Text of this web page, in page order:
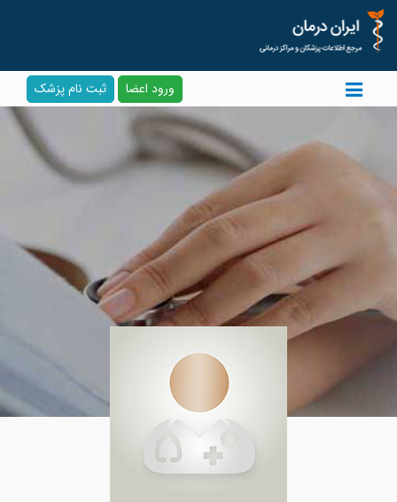
ورود اعضا ثبت نام پزشک